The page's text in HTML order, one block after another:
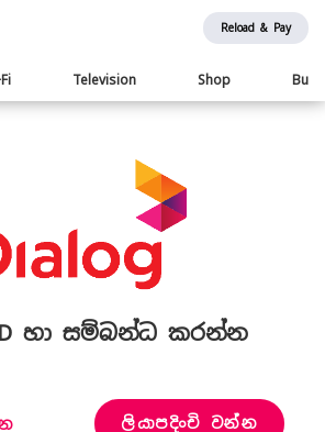
Reload & Pay
Television Shop
හා සම්බන්ධ කරන්න
ලියාපදිංචි වන්න